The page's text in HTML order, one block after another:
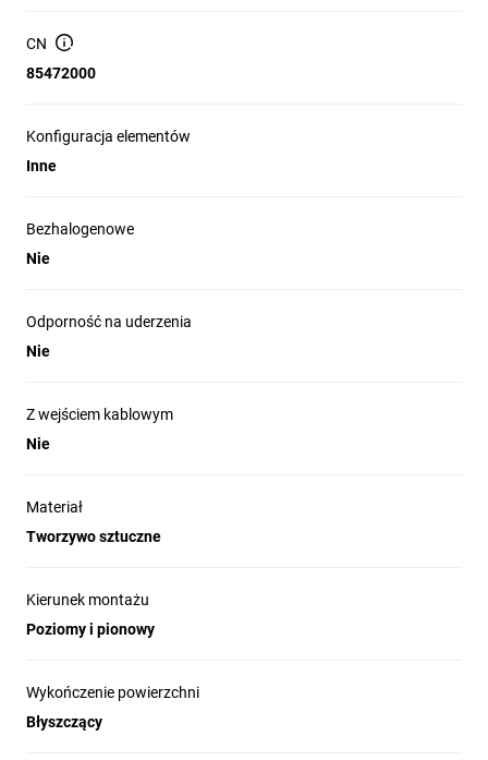
CN
85472000
Konfiguracja elementów
Inne
Bezhalogenowe
Nie
Odporność na uderzenia
Nie
Z wejściem kablowym
Nie
Materiał
Tworzywo sztuczne
Kierunek montażu
Poziomy i pionowy
Wykończenie powierzchni
Błyszczący